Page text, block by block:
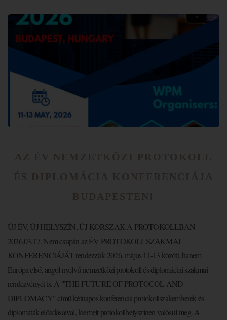
ÚJ ÉV, ÚJ HELYSZÍN, ÚJ KORSZAK A PROTOKOLLBAN
2026.03.17. Nem csupán az ÉV PROTOKOLLSZAKMAI
KONFERENCIÁJÁT rendezzük 2026. május 11-13 között, hanem
Európa első, angol nyelvű nemzetközi protokoll és diplomáciai szakmai
rendezvényét is. A "THE FUTURE OF PROTOCOL AND
DIPLOMACY" című kétnapos konferencia protokollszakemberek és
diplomaták előadásaival, kiemelt protokollhelyszínen valósul meg. A